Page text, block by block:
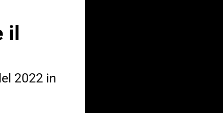
il
2022 in